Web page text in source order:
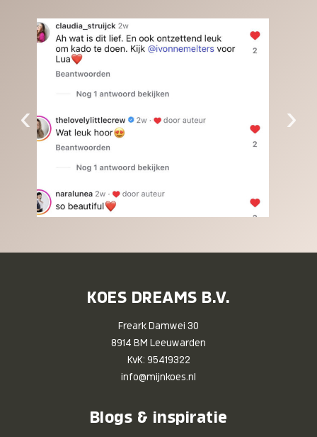
‹ ›
KOES DREAMS B.V.
Freark Damwei 30
8914 BM Leeuwarden
KvK: 95419322
info@mijnkoes.nl
Blogs & inspiratie